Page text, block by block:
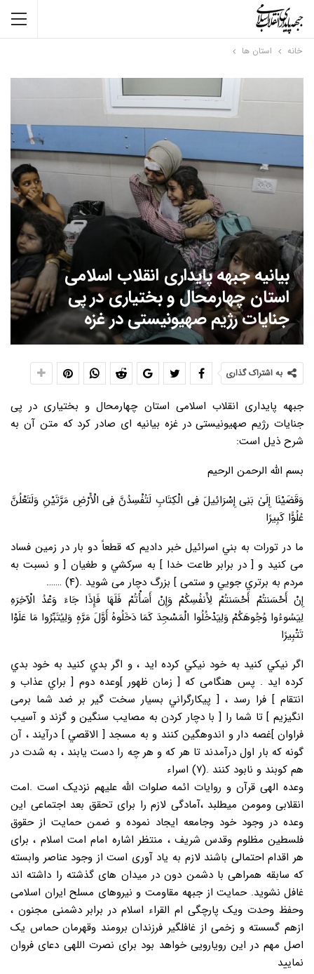
خانه استان ها
بیانیه جبهه پایداری انقلاب اسلامی
استان چهارمحال و بختیاری در پی
جنایات رژیم صهیونیستی در غزه
به اشتراک گذاری
جبهه پایداری انقلاب اسلامی استان چهارمحال و بختیاری در پی
جنایات رژیم صهیونیستی در غزه بیانیه ای صادر کرد که متن آن به
شرح ذیل است:
بسم الله الرحمن الرحیم
وَقَضَیْنَا إِلَىٰ بَنِی إِسْرَائِیلَ فِی الْکِتَابِ لَتُفْسِدُنَّ فِی الْأَرْضِ مَرَّتَیْنِ وَلَتَعْلُنَّ
عُلُوًّا کَبِیرًا
ﻣﺎ ﺩﺭ ﺗﻮﺭﺍﺕ ﺑﻪ ﺑﻨﻲ ﺍﺳﺮﺍﺋﻴﻞ ﺧﺒﺮ ﺩﺍﺩﻳﻢ ﻛﻪ ﻗﻄﻌﺎً ﺩﻭ ﺑﺎﺭ ﺩﺭ ﺯﻣﻴﻦ ﻓﺴﺎﺩ
ﻣﻰ ﻛﻨﻴﺪ ﻭ [ ﺩﺭ ﺑﺮﺍﺑﺮ ﻃﺎﻋﺖ ﺧﺪﺍ ] ﺑﻪ ﺳﺮﻛﺸﻲ ﻭ ﻃﻐﻴﺎﻥ [ ﻭ ﻧﺴﺒﺖ ﺑﻪ
ﻣﺮﺩم ﺑﻪ ﺑﺮﺗﺮﻱ ﺟﻮﻳﻲ ﻭ ﺳﺘﻤﻰ ] ﺑﺰﺭﮒ ﺩﭼﺎﺭ ﻣﻰ ﺷﻮﻳﺪ .(۴) …….
إِنْ أَحْسَنتُمْ أَحْسَنتُمْ لِأَنفُسِکُمْ وَإِنْ أَسَأْتُمْ فَلَهَا فَإِذَا جَاءَ وَعْدُ الْآخِرَهِ
لِیَسُوءُوا وُجُوهَکُمْ وَلِیَدْخُلُوا الْمَسْجِدَ کَمَا دَخَلُوهُ أَوَّلَ مَرَّهٍ وَلِیُتَبِّرُوا مَا عَلَوْا
تَتْبِیرًا
ﺍﮔﺮ ﻧﻴﻜﻲ ﻛﻨﻴﺪ ﺑﻪ ﺧﻮﺩ ﻧﻴﻜﻲ ﻛﺮﺩﻩ ﺍﻳﺪ ، ﻭ ﺍﮔﺮ ﺑﺪﻱ ﻛﻨﻴﺪ ﺑﻪ ﺧﻮﺩ ﺑﺪﻱ
ﻛﺮﺩﻩ ﺍﻳﺪ . ﭘﺲ ﻫﻨﮕﺎﻣﻰ ﻛﻪ [ ﺯﻣﺎﻥ ﻇﻬﻮﺭ ]ﻭﻋﺪﻩ ﺩﻭم [ ﺑﺮﺍﻱ ﻋﺬﺍﺏ ﻭ
ﺍﻧﺘﻘﺎم ] ﻓﺮﺍ ﺭﺳﺪ ، [ ﭘﻴﻜﺎﺭﮔﺮﺍﻧﻲ ﺑﺴﻴﺎﺭ ﺳﺨﺖ ﮔﻴﺮ ﺑﺮ ﺿﺪ ﺷﻤﺎ ﺑﺮﻣﻰ
ﺍﻧﮕﻴﺰﻳﻢ ] ﺗﺎ ﺷﻤﺎ ﺭﺍ [ ﺑﺎ ﺩﭼﺎﺭ ﻛﺮﺩﻥ ﺑﻪ ﻣﺼﺎﻳﺐ ﺳﻨﮕﻴﻦ ﻭ ﮔﺰﻧﺪ ﻭ ﺁﺳﻴﺐ
ﻓﺮﺍﻭﺍﻥ ]ﻏﺼﻪ ﺩﺍﺭ ﻭ ﺍﻧﺪﻭﻫﮕﻴﻦ ﻛﻨﻨﺪ ﻭ ﺑﻪ ﻣﺴﺠﺪ [ ﺍﻟﺎﻗﺼﻲ ] ﺩﺭﺁﻳﻨﺪ ، ﺁﻥ
ﮔﻮﻧﻪ ﻛﻪ ﺑﺎﺭ ﺍﻭﻝ ﺩﺭﺁﻣﺪﻧﺪ ﺗﺎ ﻫﺮ ﻛﻪ ﻭ ﻫﺮ ﭼﻪ ﺭﺍ ﺩﺳﺖ ﻳﺎﺑﻨﺪ ، ﺑﻪ ﺷﺪﺕ ﺩﺭ
ﻫﻢ ﻛﻮﺑﻨﺪ ﻭ ﻧﺎﺑﻮﺩ ﻛﻨﻨﺪ .(٧) اسراء
وعده الهی قرآن و روایات ائمه صلوات الله علیهم نزدیک است .امت
انقلابی ومومن میطلبد ،آمادگی لازم را برای تحقق بعد اجتماعی این
وعده در وجود خود وجامعه ایجاد نموده و ضمن حمایت از حقوق
فلسطین مظلوم وقدس شریف ، منتظر اشاره امام امت اسلام ، برای
هر اقدام احتمالی باشند لازم به یاد آوری است از وجود عناصر وابسته
که سابقه همراهی با دشمن دون در میدان های گذشته را داشته اند
غافل نشوید. حمایت از جبهه مقاومت و نیروهای مسلح ایران اسلامی
وحفظ وحدت ویک پارچگی ام القراء اسلام در برابر دشمنی مجنون ،
ازهم گسسته و زخمی از غافلگیر فرزندان برومند وقهرمان حماس یک
اصل مهم در این رویارویی خواهد بود برای نصرت اللهی دعای فروان
نمایید